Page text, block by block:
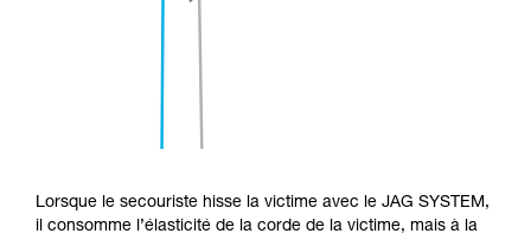
Lorsque le secouriste hisse la victime avec le JAG SYSTEM,
il consomme l’élasticité de la corde de la victime, mais à la